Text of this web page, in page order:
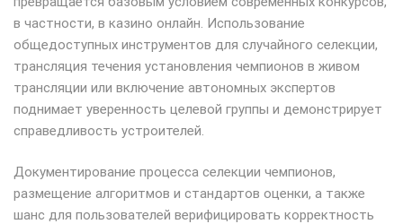
в частности, в казино онлайн. Использование
общедоступных инструментов для случайного селекции,
трансляция течения установления чемпионов в живом
трансляции или включение автономных экспертов
поднимает уверенность целевой группы и демонстрирует
справедливость устроителей.
Документирование процесса селекции чемпионов,
размещение алгоритмов и стандартов оценки, а также
шанс для пользователей верифицировать корректность